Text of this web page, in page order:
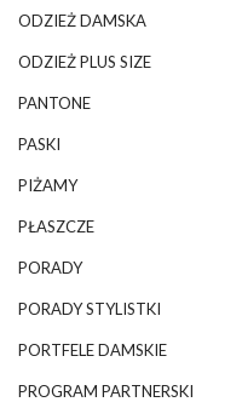
ODZIEŻ DAMSKA
ODZIEŻ PLUS SIZE
PANTONE
PASKI
PIŻAMY
PŁASZCZE
PORADY
PORADY STYLISTKI
PORTFELE DAMSKIE
PROGRAM PARTNERSKI